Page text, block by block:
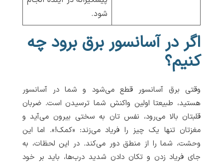
شود.
اگر در آسانسور برق برود چه
کنیم؟
وقتی برق آسانسور قطع می‌شود و شما در آسانسور
هستید، طبیعتا اولین واکنش شما ترسیدن است. ضربان
قلبتان بالا می‌رود، نفس تان به سختی بیرون می‌آید و
مغزتان تنها یک چیز را فریاد می‌زند: «کمک!». اما این
وحشت، شما را از منطق دور می‌کند. در این لحظات، به
جای فریاد زدن و تکان دادن شدید درب‌ها، باید بر خود